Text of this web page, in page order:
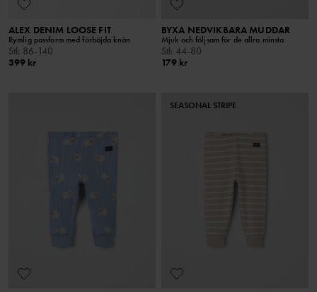
ALEX DENIM LOOSE FIT
Rymlig passform med förböjda knän
Stl: 86-140
399 kr
BYXA NEDVIKBARA MUDDAR
Mjuk och följsam för de allra minsta
Stl: 44-80
179 kr
SEASONAL STRIPE